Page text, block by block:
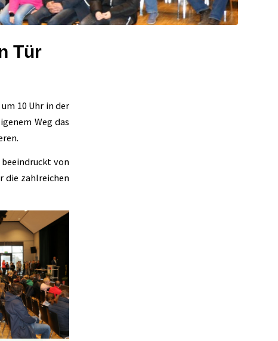
Tür
10 Uhr in der
Weg das
beeindruckt von
die zahlreichen